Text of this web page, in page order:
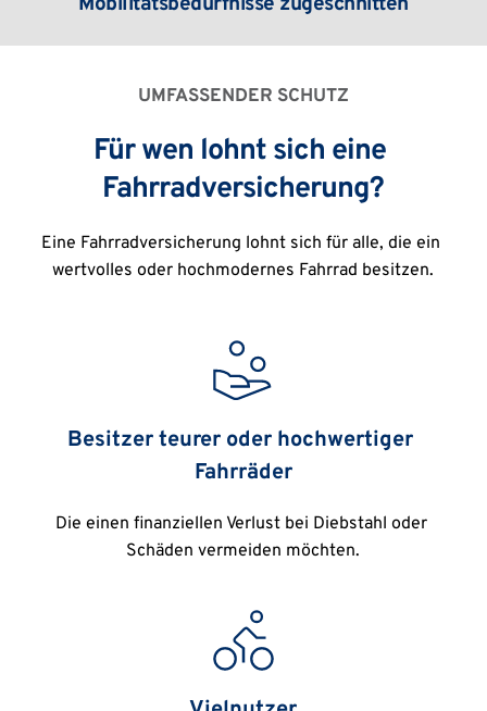
UMFASSENDER SCHUTZ
Für wen lohnt sich eine
Fahrradversicherung?
Eine Fahrradversicherung lohnt sich für alle, die ein
wertvolles oder hochmodernes Fahrrad besitzen.
Besitzer teurer oder hochwertiger
Fahrräder
Die einen finanziellen Verlust bei Diebstahl oder
Schäden vermeiden möchten.